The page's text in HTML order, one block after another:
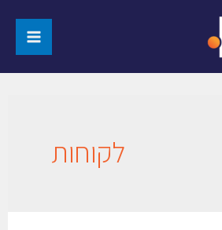
לקוחות